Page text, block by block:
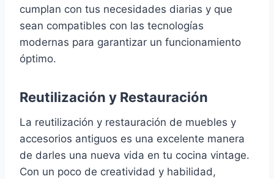
cumplan con tus necesidades diarias y que
sean compatibles con las tecnologías
modernas para garantizar un funcionamiento
óptimo.
Reutilización y Restauración
La reutilización y restauración de muebles y
accesorios antiguos es una excelente manera
de darles una nueva vida en tu cocina vintage.
Con un poco de creatividad y habilidad,